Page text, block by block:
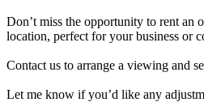
Don’t miss the opportunity to rent an
location, perfect for your business or
Contact us to arrange a viewing and
Let me know if you’d like any